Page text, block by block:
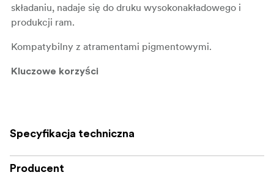
składaniu, nadaje się do druku wysokonakładowego i
produkcji ram.
Kompatybilny z atramentami pigmentowymi.
Kluczowe korzyści
Wysoka odporność na pękanie i zarysowania
Wysoka rozciągliwość
Specyfikacja techniczna
Producent